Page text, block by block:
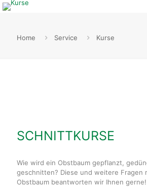
Home Service Kurse
SCHNITTKURSE
Wie wird ein Obstbaum gepflanzt,
geschnitten? Diese und weitere Fragen
Obstbaum beantworten wir Ihnen gerne!